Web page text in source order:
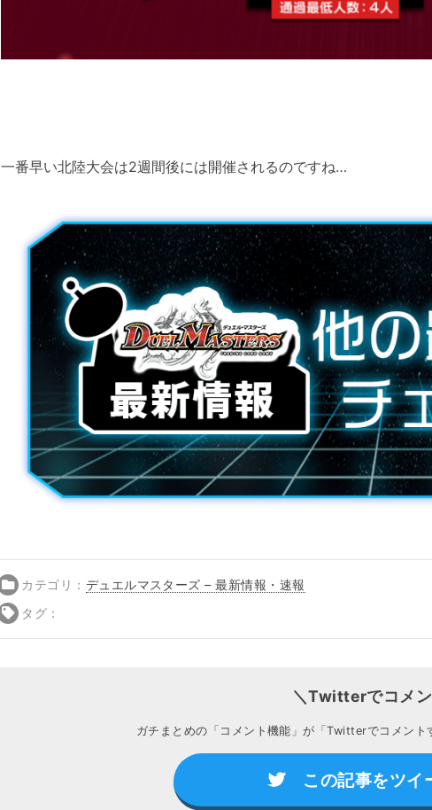
一番早い北陸大会は2週間後には開催されるのですね…
カテゴリ： デュエルマスターズ – 最新情報・速報
タグ：
＼Twitterでコメ
ガチまとめの「コメント機能」が「Twitterでコメント
この記事をツイ